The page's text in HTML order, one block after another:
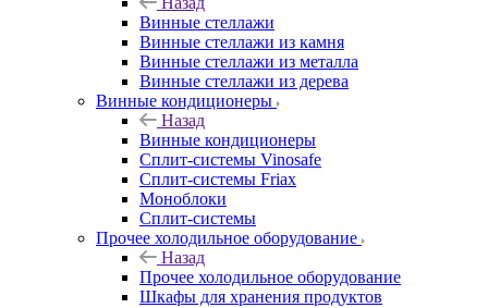
Винные стеллажи
Винные стеллажи из камня
Винные стеллажи из металла
Винные стеллажи из дерева
Винные кондиционеры
Назад
Винные кондиционеры
Сплит-системы Vinosafe
Сплит-системы Friax
Моноблоки
Сплит-системы
Прочее холодильное оборудование
Назад
Прочее холодильное оборудование
Шкафы для хранения продуктов